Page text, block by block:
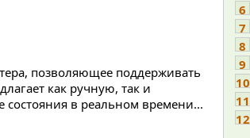
позволяющее поддерживать
как ручную, так и
состояния в реальном времени...
6
7
8
9
10
11
12